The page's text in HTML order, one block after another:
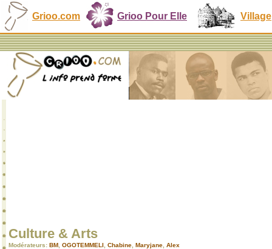
Grioo.com Grioo Pour Elle Village
Culture & Arts
Modérateurs: BM OGOTEMMELI Chabine Maryjane Alex